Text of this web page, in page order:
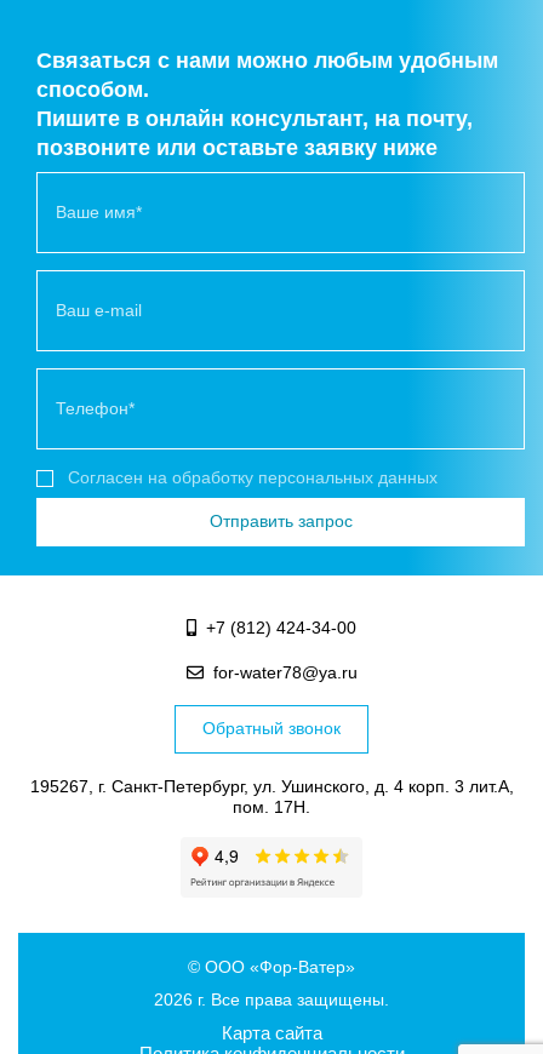
Связаться с нами можно любым удобным
способом.
Пишите в онлайн консультант, на почту,
позвоните или оставьте заявку ниже
Согласен на обработку персональных данных
+7 (812) 424-34-00
for-water78@ya.ru
Обратный звонок
195267, г. Санкт-Петербург, ул. Ушинского, д. 4 корп. 3 лит.А,
пом. 17Н.
© ООО «Фор-Ватер»
2026 г. Все права защищены.
Карта сайта